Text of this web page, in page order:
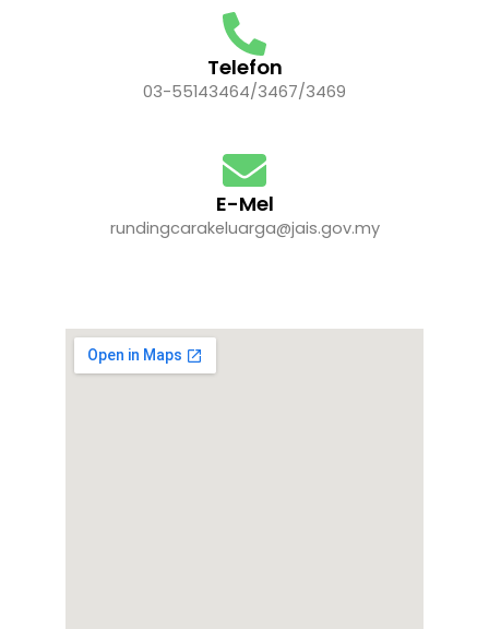
Telefon
03-55143464/3467/3469
E-Mel
rundingcarakeluarga@jais.gov.my